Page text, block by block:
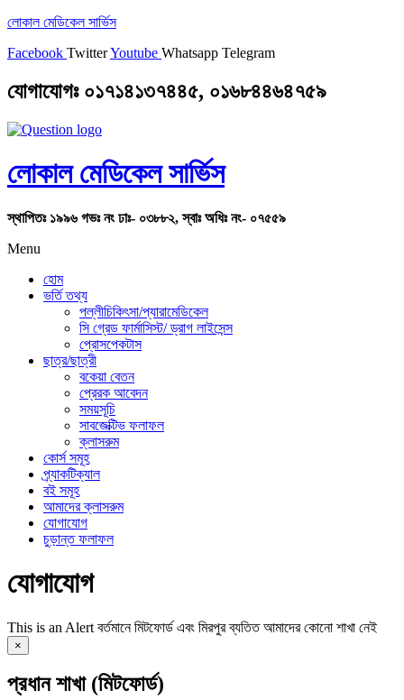
লোকাল মেডিকেল সার্ভিস
Facebook TwitterYoutube Whatsapp Telegram
যোগাযোগঃ ০১৭১৪১৩৭৪৪৫, ০১৬৮৪৪৬৪৭৫৯
লোকাল মেডিকেল সার্ভিস
স্থাপিতঃ ১৯৯৬ গভঃ নং ঢাঃ- ০৩৮৮২, স্বাঃ অধিঃ নং- ০৭৫৫৯
Menu
হোম
ভর্তি তথ্য
পল্লীচিকিৎসা/প্যারামেডিকেল
সি গ্রেড ফার্মাসিস্ট/ ড্রাগ লাইসেন্স
প্রোসপেকটাস
ছাত্র/ছাত্রী
বকেয়া বেতন
প্রেরক আবেদন
সময়সূচি
সাবজেক্টিভ ফলাফল
ক্লাসরুম
কোর্স সমূহ
প্র্যাকটিক্যাল
বই সমূহ
আমাদের ক্লাসরুম
যোগাযোগ
চুড়ান্ত ফলাফল
যোগাযোগ
This is an Alert বর্তমানে মিটফোর্ড এবং মিরপুর ব্যতিত আমাদের কোনো শাখা নেই
×
প্রধান শাখা (মিটফোর্ড)